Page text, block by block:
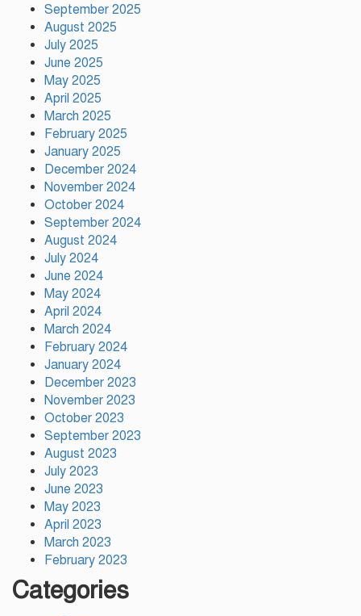
গ্যাস-বিদ্যুৎ সংকটের প্রতিবাদে
গাজীপুরে জামায়াতের মানববন্ধন
September 2025
August 2025
July 2025
June 2025
May 2025
April 2025
March 2025
February 2025
January 2025
December 2024
November 2024
October 2024
September 2024
August 2024
July 2024
June 2024
May 2024
April 2024
March 2024
February 2024
January 2024
December 2023
November 2023
October 2023
September 2023
August 2023
July 2023
June 2023
May 2023
April 2023
March 2023
February 2023
Categories